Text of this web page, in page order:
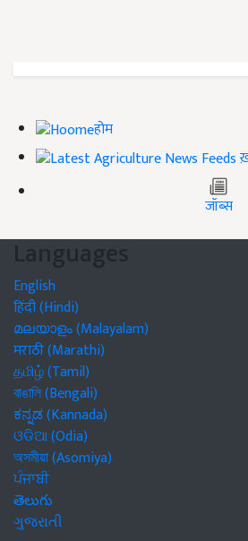
होम
जॉब्स
Languages
English
हिंदी (Hindi)
മലയാളം (Malayalam)
मराठी (Marathi)
தமிழ் (Tamil)
বাঙালি (Bengali)
ಕನ್ನಡ (Kannada)
ଓଡିଆ (Odia)
অসমীয়া (Asomiya)
ਪੰਜਾਬੀ
తెలుగు
ગુજરાતી